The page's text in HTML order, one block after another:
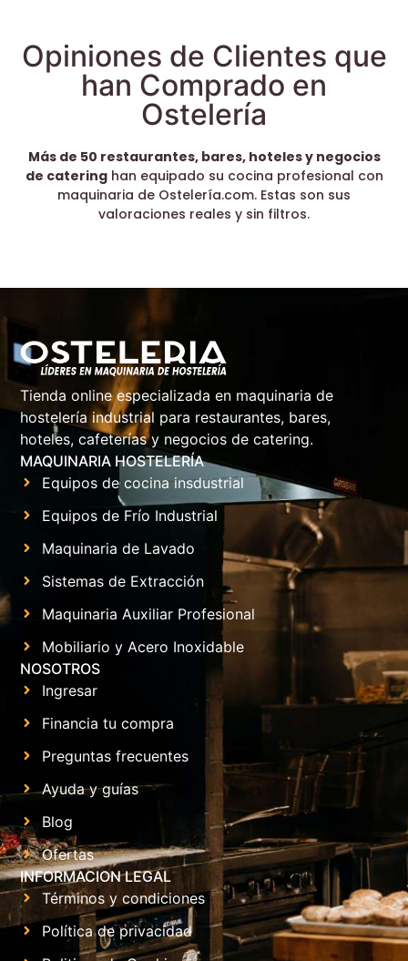
Opiniones de Clientes que
han Comprado en
Ostelería
Más de 50 restaurantes, bares, hoteles y negocios
de cateringhan equipado su cocina profesional con
maquinaria de Ostelería.com. Estas son sus
valoraciones reales y sin filtros.
Tienda online especializada en maquinaria de
hostelería industrial para restaurantes, bares,
hoteles, cafeterías y negocios de catering.
MAQUINARIA HOSTELERÍA
Equipos de cocina insdustrial
Equipos de Frío Industrial
Maquinaria de Lavado
Sistemas de Extracción
Maquinaria Auxiliar Profesional
Mobiliario y Acero Inoxidable
NOSOTROS
Ingresar
Financia tu compra
Preguntas frecuentes
Ayuda y guías
Blog
Ofertas
INFORMACION LEGAL
Términos y condiciones
Política de privacidad